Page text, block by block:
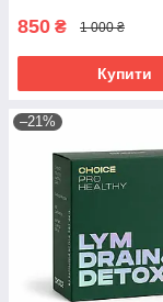
850 ₴ 1 000 ₴
Купити
–21%